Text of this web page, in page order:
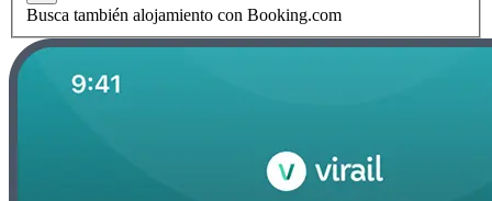
Busca también alojamiento con Booking.com